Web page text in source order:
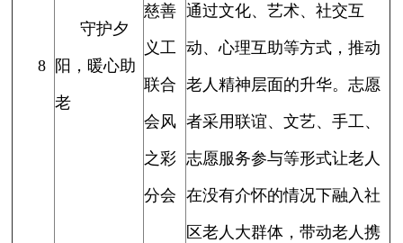
8
守护夕
阳，暖心助
老
慈善
义工
联合
会风
之彩
分会
通过文化、艺术、社交互
动、心理互助等方式，推动
老人精神层面的升华。志愿
者采用联谊、文艺、手工、
志愿服务参与等形式让老人
在没有介怀的情况下融入社
区老人大群体，带动老人携